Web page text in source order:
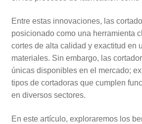
Entre estas innovaciones, las
posicionado como una herramienta
cortes de alta calidad y exactitud en
materiales. Sin embargo, las
únicas disponibles en el mercado;
tipos de cortadoras que cumplen
en diversos sectores.
En este artículo, exploraremos los